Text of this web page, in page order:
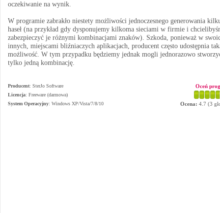
oczekiwanie na wynik.
W programie zabrakło niestety możliwości jednoczesnego generowania
haseł (na przykład gdy dysponujemy kilkoma sieciami w firmie i
zabezpieczyć je różnymi kombinacjami znaków). Szkoda, ponieważ w
innych, miejscami bliźniaczych aplikacjach, producent często udostępnia
możliwość. W tym przypadku będziemy jednak mogli jednorazowo
tylko jedną kombinację.
Producent: SterJo Software
Licencja: Freeware (darmowa)
System Operacyjny: Windows XP/Vista/7/8/10
Oceń
Ocena: 4.7 (3